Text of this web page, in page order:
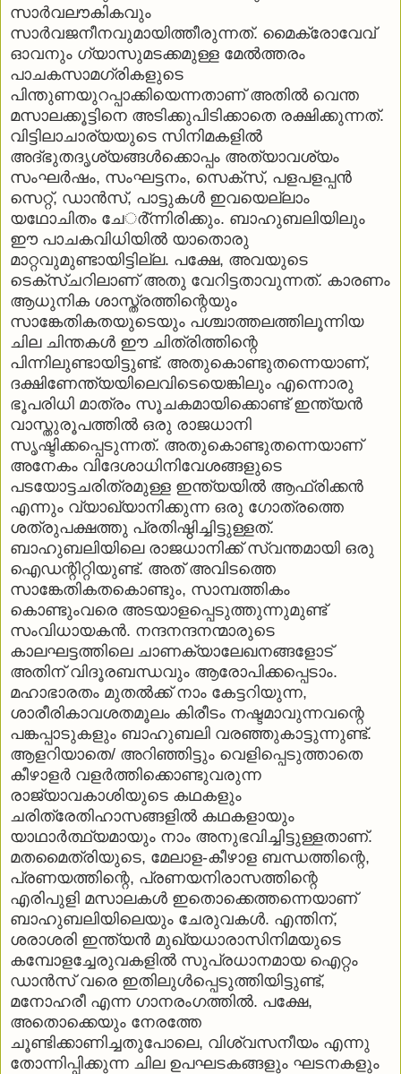
സാര്‍വലൗകികവും
സാര്‍വജനീനവുമായിത്തീരുന്നത്. മൈക്രോവേവ്
ഓവനും ഗ്യാസുമടക്കമുള്ള മേല്‍ത്തരം
പാചകസാമഗ്രികളുടെ
പിന്തുണയുറപ്പാക്കിയെന്നതാണ് അതില്‍ വെന്ത
മസാലക്കൂട്ടിനെ അടിക്കുപിടിക്കാതെ രക്ഷിക്കുന്നത്.
വിട്ടിലാചാര്യയുടെ സിനിമകളില്‍
അദ്ഭുതദൃശ്യങ്ങള്‍ക്കൊപ്പം അത്യാവശ്യം
സംഘര്‍ഷം, സംഘട്ടനം, സെക്‌സ്, പളപളപ്പന്‍
സെറ്റ്, ഡാന്‍സ്, പാട്ടുകള്‍ ഇവയെല്ലാം
യഥോചിതം ചേര്‍്ന്നിരിക്കും. ബാഹുബലിയിലും
ഈ പാചകവിധിയില്‍ യാതൊരു
മാറ്റവുമുണ്ടായിട്ടില്ല. പക്ഷേ, അവയുടെ
ടെക്‌സ്ചറിലാണ് അതു വേറിട്ടതാവുന്നത്. കാരണം
ആധുനിക ശാസ്ത്രത്തിന്റെയും
സാങ്കേതികതയുടെയും പശ്ചാത്തലത്തിലൂന്നിയ
ചില ചിന്തകള്‍ ഈ ചിത്രിത്തിന്റെ
പിന്നിലുണ്ടായിട്ടുണ്ട്. അതുകൊണ്ടുതന്നെയാണ്,
ദക്ഷിണേന്ത്യയിലെവിടെയെങ്കിലും എന്നൊരു
ഭൂപരിധി മാത്രം സൂചകമായിക്കൊണ്ട് ഇന്ത്യന്‍
വാസ്തുരൂപത്തില്‍ ഒരു രാജധാനി
സൃഷ്ടിക്കപ്പെടുന്നത്. അതുകൊണ്ടുതന്നെയാണ്
അനേകം വിദേശാധിനിവേശങ്ങളുടെ
പടയോട്ടചരിത്രമുള്ള ഇന്ത്യയില്‍ ആഫ്രിക്കന്‍
എന്നും വ്യാഖ്യാനിക്കുന്ന ഒരു ഗോത്രത്തെ
ശത്രുപക്ഷത്തു പ്രതിഷ്ഠിച്ചിട്ടുള്ളത്.
ബാഹുബലിയിലെ രാജധാനിക്ക് സ്വന്തമായി ഒരു
ഐഡന്റിറ്റിയുണ്ട്. അത് അവിടത്തെ
സാങ്കേതികതകൊണ്ടും, സാമ്പത്തികം
കൊണ്ടുംവരെ അടയാളപ്പെടുത്തുന്നുമുണ്ട്
സംവിധായകന്‍. നന്ദനന്ദനന്മാരുടെ
കാലഘട്ടത്തിലെ ചാണക്യാലേഖനങ്ങളോട്
അതിന് വിദൂരബന്ധവും ആരോപിക്കപ്പെടാം.
മഹാഭാരതം മുതല്‍ക്ക് നാം കേട്ടറിയുന്ന,
ശാരീരികാവശതമൂലം കിരീടം നഷ്ടമാവുന്നവന്റെ
പങ്കപ്പാടുകളും ബാഹുബലി വരഞ്ഞുകാട്ടുന്നുണ്ട്.
ആളറിയാതെ/ അറിഞ്ഞിട്ടും വെളിപ്പെടുത്താതെ
കീഴാളര്‍ വളര്‍ത്തിക്കൊണ്ടുവരുന്ന
രാജ്യാവകാശിയുടെ കഥകളും
ചരിത്രേതിഹാസങ്ങളില്‍ കഥകളായും
യാഥാര്‍ത്ഥ്യമായും നാം അനുഭവിച്ചിട്ടുള്ളതാണ്.
മതമൈത്രിയുടെ, മേലാള-കീഴാള ബന്ധത്തിന്റെ,
പ്രണയത്തിന്റെ, പ്രണയനിരാസത്തിന്റെ
എരിപുളി മസാലകള്‍ ഇതൊക്കെത്തന്നെയാണ്
ബാഹുബലിയിലെയും ചേരുവകള്‍. എന്തിന്,
ശരാശരി ഇന്ത്യന്‍ മുഖ്യധാരാസിനിമയുടെ
കമ്പോളച്ചേരുവകളില്‍ സുപ്രധാനമായ ഐറ്റം
ഡാന്‍സ് വരെ ഇതിലുള്‍പ്പെടുത്തിയിട്ടുണ്ട്,
മനോഹരീ എന്ന ഗാനരംഗത്തില്‍. പക്ഷേ,
അതൊക്കെയും നേരത്തേ
ചൂണ്ടിക്കാണിച്ചതുപോലെ, വിശ്വസനീയം എന്നു
തോന്നിപ്പിക്കുന്ന ചില ഉപഘടകങ്ങളും ഘടനകളും